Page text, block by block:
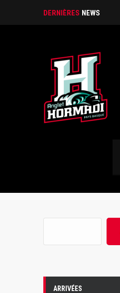
DERNIÈRES NEWS
ARRIVÉES